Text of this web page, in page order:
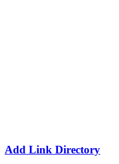
Add Link Directory